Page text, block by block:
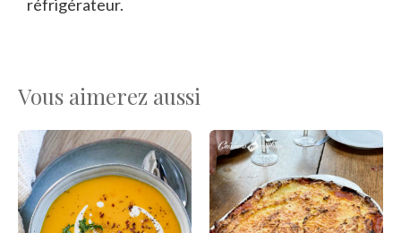
réfrigérateur.
Vous aimerez aussi